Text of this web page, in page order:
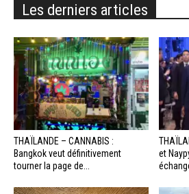
Les derniers articles
THAÏLANDE – CANNABIS :
Bangkok veut définitivement
tourner la page de...
et